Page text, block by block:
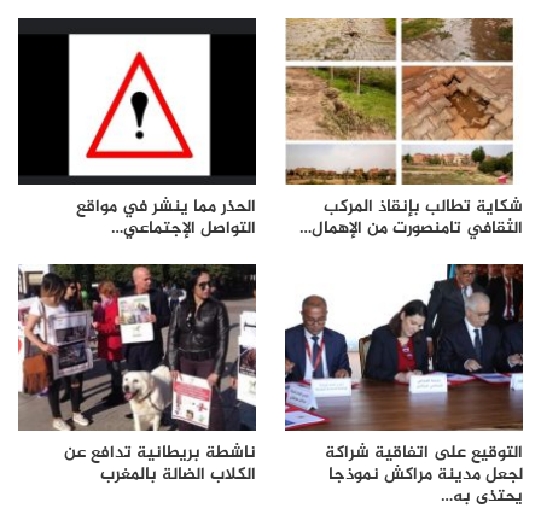
شكاية تطالب بإنقاذ المركب
الثقافي تامنصورت من الإهمال…
الحذر مما ينشر في مواقع
التواصل الإجتماعي…
التوقيع على اتفاقية شراكة
لجعل مدينة مراكش نموذجا
يحتذى به…
ناشطة بريطانية تدافع عن
الكلاب الضالة بالمغرب